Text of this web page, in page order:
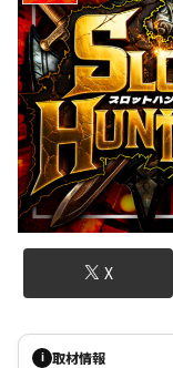
X
i 取材情報